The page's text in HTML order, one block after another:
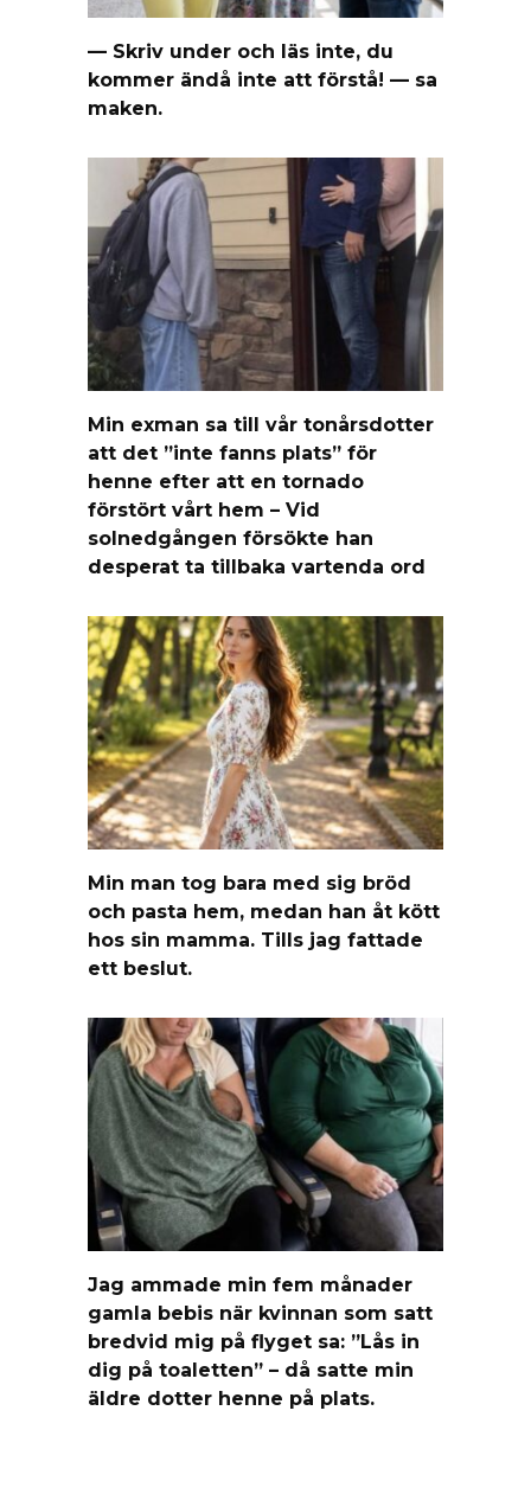
— Skriv under och läs inte, du
kommer ändå inte att förstå! — sa
maken.
Min exman sa till vår tonårsdotter
att det ”inte fanns plats” för
henne efter att en tornado
förstört vårt hem – Vid
solnedgången försökte han
desperat ta tillbaka vartenda ord
Min man tog bara med sig bröd
och pasta hem, medan han åt kött
hos sin mamma. Tills jag fattade
ett beslut.
Jag ammade min fem månader
gamla bebis när kvinnan som satt
bredvid mig på flyget sa: ”Lås in
dig på toaletten” – då satte min
äldre dotter henne på plats.